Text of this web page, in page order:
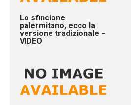
Lo sfincione
palermitano, ecco la
versione tradizionale –
VIDEO